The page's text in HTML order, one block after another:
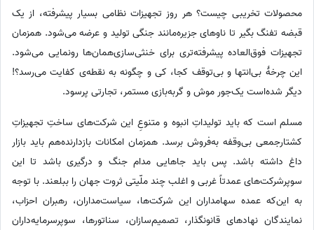
محصولات تخریبی چیست؟ هر روز تجهیزات نظامی بسیار پیشرفته، از یک
قبضه تفنگ بگیر تا ناوهای جزیره‌مانند جنگی تولید و عرضه می‌شود. همزمان
تجهیزات فوق‌العاده پیشرفته‌تری برای خنثی‌سازی‌همان‌ها رونمایی می‌شود.
این چرخهٔ بی‌انتها و بی‌توقف کجا، کی و چگونه به نقطه‌ی کفایت می‌رسد؟!
دیگر شده‌است یک‌جور موش و گربه‌بازی مستمر، تجارتی پرسود.
مسلم است که باید تولیداتِ انبوه و متنوعِ این شرکت‌های ساختِ تجهیزاتِ
کشتارجمعی بی‌وقفه به‌فروش برسد. همزمان امکانات بازدارنده‌هم باید بازار
داغ داشته باشد. پس باید جاهایی مدام جنگ و درگیری باشد تا این
سوپرشرکت‌های عمدتاً غربی و اغلب چند ملّیتی ثروت جهان را ببلعند. با توجه
به این‌که عمده سهامداران این شرکت‌ها، سیاست‌مداران، رهبران احزاب،
نمایندگان نهادهای قانونگذار، تصمیم‌سازان، سناتورها، سوپرسرمایه‌داران